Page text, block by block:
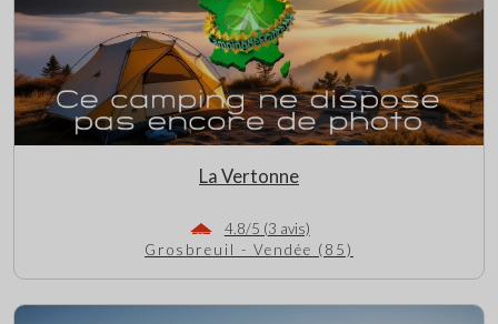
La Vertonne
4.8/5 (3 avis)
Grosbreuil - Vendée (85)